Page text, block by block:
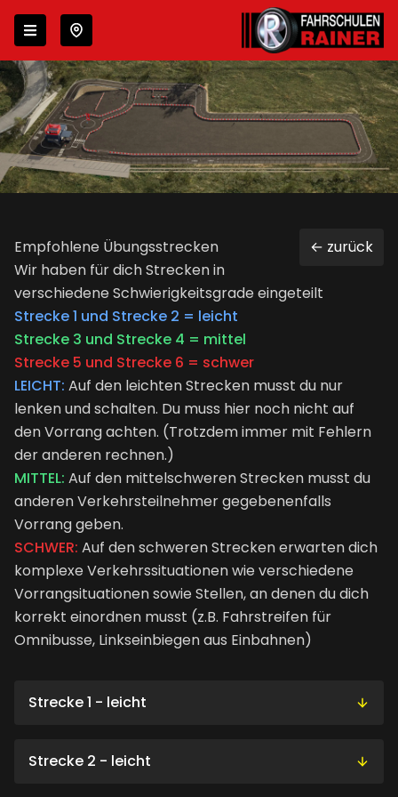
Zur Navigation springen
Zum Inhalt springen
Wähle deinen Standort
← zurück
Empfohlene Übungsstrecken
Wir haben für dich Strecken in
verschiedene Schwierigkeitsgrade eingeteilt
Strecke 1 und Strecke 2 = leicht
Strecke 3 und Strecke 4 = mittel
Strecke 5 und Strecke 6 = schwer
LEICHT: Auf den leichten Strecken musst du nur
lenken und schalten. Du muss hier noch nicht auf
den Vorrang achten. (Trotzdem immer mit Fehlern
der anderen rechnen.)
MITTEL: Auf den mittelschweren Strecken musst du
anderen Verkehrsteilnehmer gegebenenfalls
Vorrang geben.
SCHWER: Auf den schweren Strecken erwarten dich
komplexe Verkehrssituationen wie verschiedene
Vorrangsituationen sowie Stellen, an denen du dich
korrekt einordnen musst (z.B. Fahrstreifen für
Omnibusse, Linkseinbiegen aus Einbahnen)
Strecke 1 - leicht
Schwierigkeitsgrad: leicht
Strecke 2 - leicht